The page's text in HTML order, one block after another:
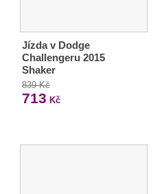
Jízda v Dodge
Challengeru 2015
Shaker
839 Kč
713 Kč